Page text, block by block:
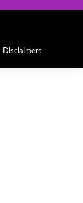
Disclaimers